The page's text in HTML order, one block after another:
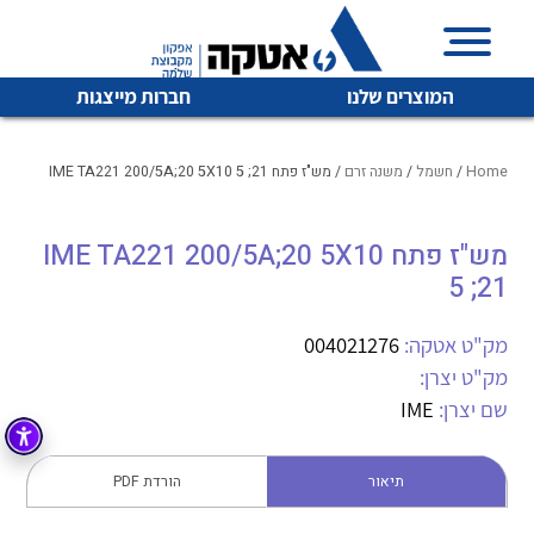
המוצרים שלנו חברות מייצגות
איכות | שרות | זמינות
אטקה בע”מ היא החברה הגדולה והמובילה בישראל בשיווק
מיתוג, בקרה , ואינסטלציה חשמלית ופעילה ב7 תחומים:
חשמל מיתוג ואינסטלציה חשמלית
בקרה
לכל מוצרי היצרן לכל מוצרי היצרן
Home
/ חשמל / משנה זרם / מש"ז פתח IME TA221 200/5A;20 5X10 5 ;21
מש"ז פתח IME TA221 200/5A;20 5X10
5 ;21
מק"ט אטקה: 004021276
מק"ט יצרן:
שם יצרן: IME
תיאור הורדת PDF